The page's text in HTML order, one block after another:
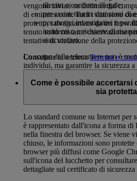
illecito o condotta illegale;
per assistenza in situazioni di
per motivi investigativi e per
incidenti o a richieste di
assicurativo.
Lo scopo delle telecamere non è
individui, ma garantire la sicurezza
riprese in diretta al nostro personale
personale in caso di emergenza o di
vengono inviati su Internet dal
di emirates.com. Tutti i dati sono
protetto, salvaguardato da un
tenuto sotto costante osservazione
tentativi di violazione della
Consultate la sezioneTermini e
Come è possibile accertarsi
sia
Lo standard comune su Internet per
è rappresentato dall'icona a forma
nella finestra del browser. Se viene
chiuso, le informazioni sono protette
browser più diffusi come Google
sull'icona del lucchetto per
dettagliate sul certificato di sicurezza